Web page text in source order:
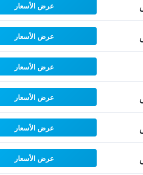
عرض الأسعار
عرض الأسعار
عرض الأسعار
عرض الأسعار
عرض الأسعار
عرض الأسعار